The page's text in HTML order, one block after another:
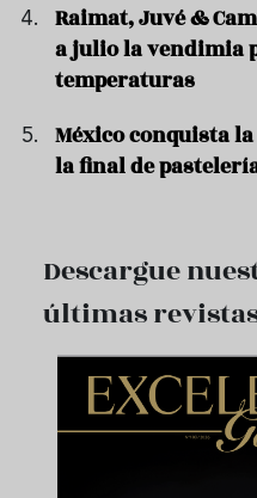
Raimat, Juvé &
a julio la vendimia
temperaturas
México conquista
la final de
Descargue
últimas